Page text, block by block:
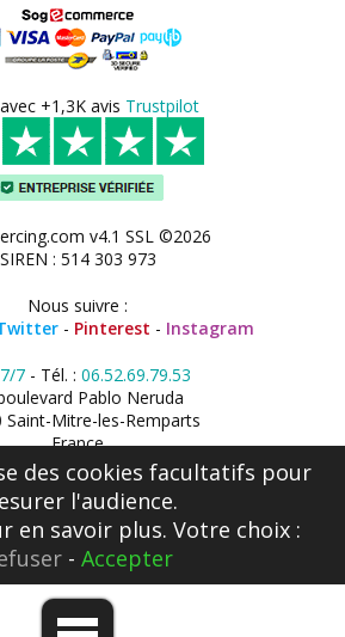
+1,3K avis Trustpilot
v4.1 SSL ©2026
SIREN : 514 303 973
Nous suivre :
- Pinterest - Instagram
7- Tél. : 06.52.69.79.53
Pablo Neruda
Saint-Mitre-les-Remparts
France
des cookies facultatifs pour
l'audience.
en savoir plus. Votre choix :
- Accepter